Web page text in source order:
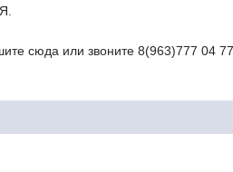
сюда или звоните 8(963)777 04 77